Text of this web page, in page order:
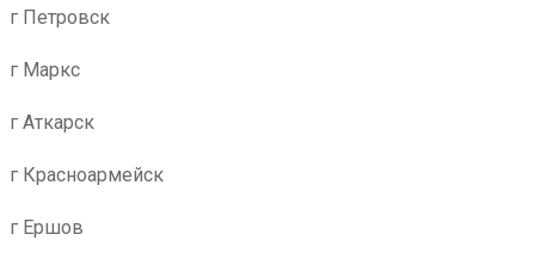
г Петровск
г Маркс
г Аткарск
г Красноармейск
г Ершов